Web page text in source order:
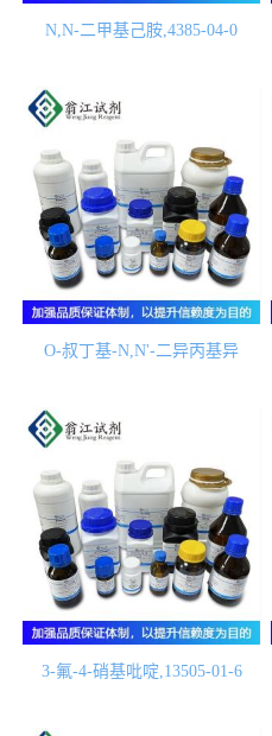
N,N-二甲基己胺,4385-04-0
O-叔丁基-N,N'-二异丙基异
3-氟-4-硝基吡啶,13505-01-6